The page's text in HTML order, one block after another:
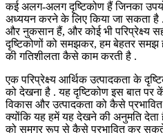
कई अलग-अलग दृष्टिकोण हैं जिनका
अध्ययन करने के लिए किया जा सकता है
और नुकसान हैं, और कोई भी परिप्रेक्ष्य
दृष्टिकोणों को समझकर, हम बेहतर समझ
की गतिशीलता कैसे काम करती है .
एक परिप्रेक्ष्य आर्थिक उत्पादकता के
को देखना है . यह दृष्टिकोण इस बात पर
विकास और उत्पादकता को कैसे प्रभावित
क्योंकि यह हमें यह देखने की अनुमति देता
को समग्र रूप से कैसे प्रभावित कर सकते